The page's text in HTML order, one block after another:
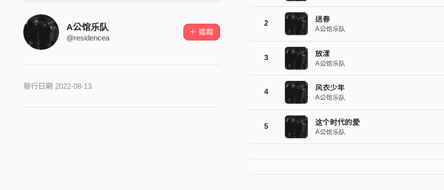
A公馆乐队
@residencea
＋ 追蹤
發行日期 2022-08-13
2 送春
A公馆乐队
3 放漾
A公馆乐队
4 风衣少年
A公馆乐队
5 这个时代的爱
A公馆乐队